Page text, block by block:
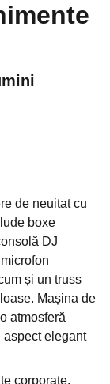
de neuitat cu
boxe
DJ
și un truss
Mașina de
atmosferă
aspect elegant
corporate,